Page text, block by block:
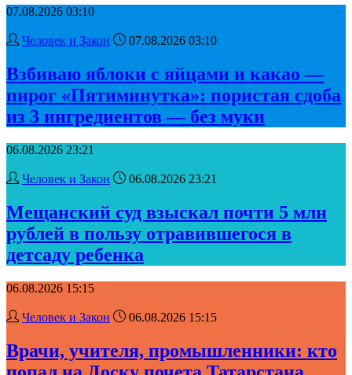
07.08.2026 03:10
Человек и Закон 07.08.2026 03:10
Взбиваю яблоки с яйцами и какао —
пирог «Пятиминутка»: пористая сдоба
из 3 ингредиентов — без муки
06.08.2026 23:21
Человек и Закон 06.08.2026 23:21
Мещанский суд взыскал почти 5 млн
рублей в пользу отравившегося в
детсаду ребенка
06.08.2026 15:15
Человек и Закон 06.08.2026 15:15
Врачи, учителя, промышленники: кто